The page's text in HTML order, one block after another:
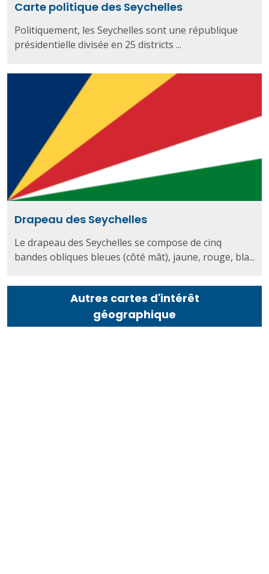
Carte politique des Seychelles
Politiquement, les Seychelles sont une république
présidentielle divisée en 25 districts ...
Drapeau des Seychelles
Le drapeau des Seychelles se compose de cinq
bandes obliques bleues (côté mât), jaune, rouge, bla...
Autres cartes d'intérêt
géographique